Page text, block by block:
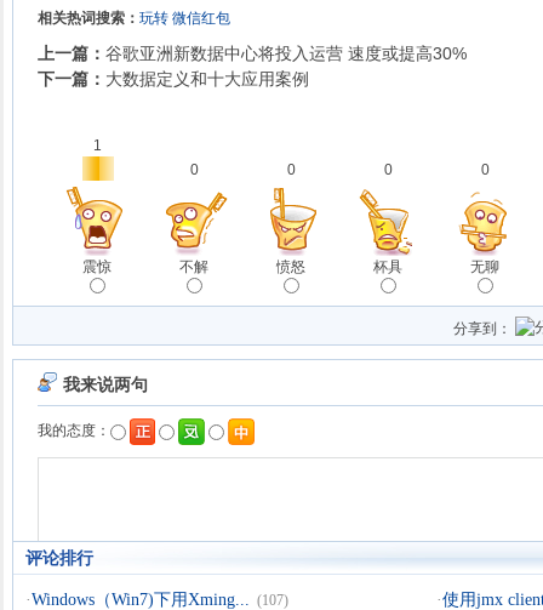
相关热词搜索： 玩转 微信红包
上一篇： 谷歌亚洲新数据中心将投入运营 速度或提高30%
下一篇： 大数据定义和十大应用案例
1
震惊
0
不解
0
愤怒
0
杯具
0
无聊
分享到：
评论排行
·Windows（Win7)下用Xming... (107) ·使用jmx